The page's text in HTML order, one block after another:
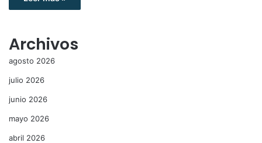
Archivos
agosto 2026
julio 2026
junio 2026
mayo 2026
abril 2026